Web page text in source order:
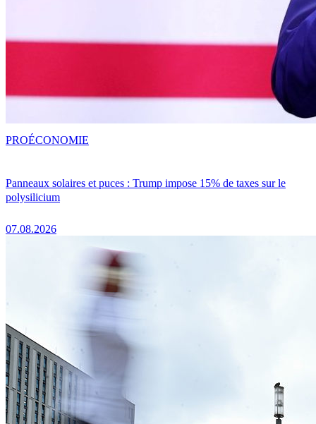
Panneaux solaires et puces : Trump impose 15% de taxes sur le
polysilicium
07.08.2026
PROÉCONOMIE